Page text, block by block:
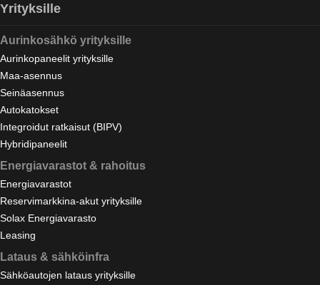
Yrityksille
Aurinkosähkö yrityksille
Aurinkopaneelit yrityksille
Maa-asennus
Seinäasennus
Autokatokset
Integroidut ratkaisut (BIPV)
Hybridipaneelit
Energiavarastot & rahoitus
Energiavarastot
Reservimarkkina-akut yrityksille
Solax Energiavarasto
Leasing
Lataus & sähköinfra
Sähköautojen lataus yrityksille